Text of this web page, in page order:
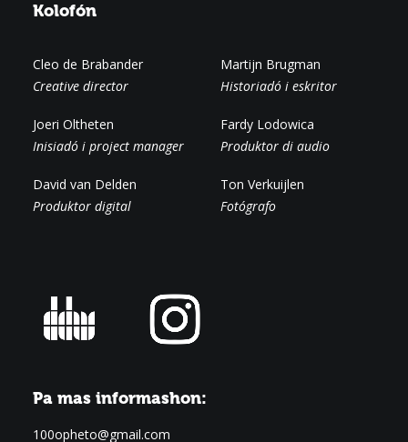
Kolofón
Cleo de Brabander
Creative director
Joeri Oltheten
Inisiadó i project manager
David van Delden
Produktor digital
Martijn Brugman
Historiadó i eskritor
Fardy Lodowica
Produktor di audio
Ton Verkuijlen
Fotógrafo
Pa mas informashon:
100opheto@gmail.com